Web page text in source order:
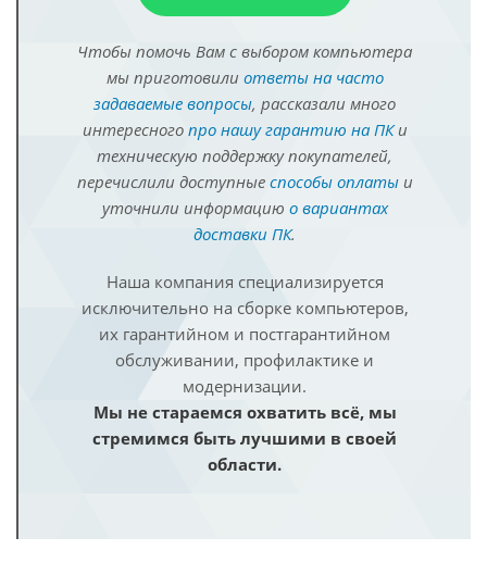
Чтобы помочь Вам с выбором компьютера
мы приготовили ответы на часто
задаваемые вопросы, рассказали много
интересного про нашу гарантию на ПКи
техническую поддержку покупателей,
перечислили доступные способы оплатыи
уточнили информацию о вариантах
доставки ПК.
Наша компания специализируется
исключительно на сборке компьютеров,
их гарантийном и постгарантийном
обслуживании, профилактике и
модернизации.
Мы не стараемся охватить всё, мы
стремимся быть лучшими в своей
области.